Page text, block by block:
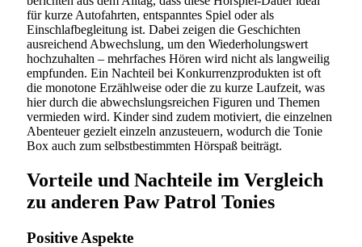
für kurze Autofahrten, entspanntes Spiel oder als
Einschlafbegleitung ist. Dabei zeigen die Geschichten
ausreichend Abwechslung, um den Wiederholungswert
hochzuhalten – mehrfaches Hören wird nicht als langweilig
empfunden. Ein Nachteil bei Konkurrenzprodukten ist oft
die monotone Erzählweise oder die zu kurze Laufzeit, was
hier durch die abwechslungsreichen Figuren und Themen
vermieden wird. Kinder sind zudem motiviert, die einzelnen
Abenteuer gezielt einzeln anzusteuern, wodurch die Tonie
Box auch zum selbstbestimmten Hörspaß beiträgt.
Vorteile und Nachteile im Vergleich
zu anderen Paw Patrol Tonies
Positive Aspekte